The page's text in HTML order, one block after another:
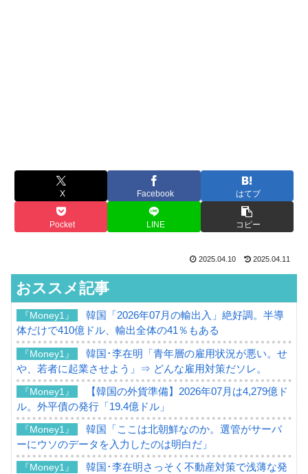
X Facebook はてブ
Pocket LINE コピー
2025.04.10 2025.04.11
おススメ記事
『Money1』
韓国「2026年07月の輸出入」絶好調。半導
体だけで410億ドル、輸出全体の41％もある
『Money1』
韓国･李在明「青年層の雇用状況が悪い。せ
や、若者に起業させよう」⇒ どんな雇用対策だソレ。
『Money1』
【韓国の外貨準備】2026年07月は4,279億ド
ル。外平債の発行「19.4億ドル」
『Money1』
韓国「ここは北朝鮮なのか。選管がサーバ
ーにウソのデータを入力したのは明白だ」
『Money1』
韓国･李在明さっそく不動産対策で浅薄な発